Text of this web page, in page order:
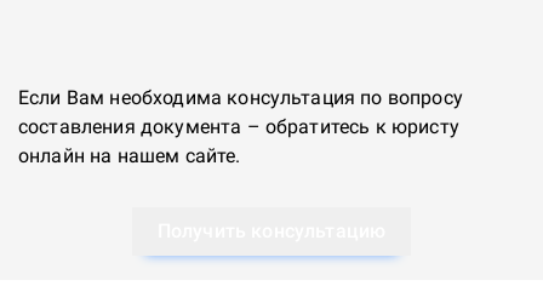
Если Вам необходима консультация по вопросу
составления документа – обратитесь к юристу
онлайн на нашем сайте.